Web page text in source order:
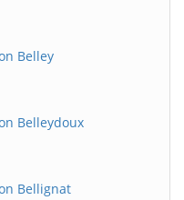
Belley
Belleydoux
Bellignat